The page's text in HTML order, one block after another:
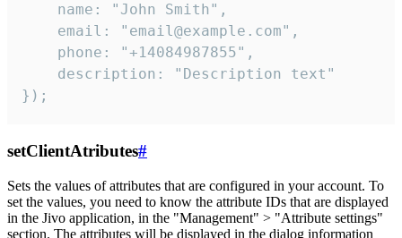
    name: "John Smith",
    email: "email@example.com",
    phone: "+14084987855",
    description: "Description text"
});
setClientAtributes#
Sets the values ​​of attributes that are configured in your account. To
set the values, you need to know the attribute IDs that are displayed
in the Jivo application, in the "Management" > "Attribute settings"
section. The attributes will be displayed in the dialog information